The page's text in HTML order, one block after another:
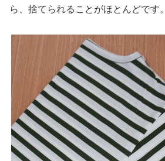
ら、捨てられることがほとんどです。